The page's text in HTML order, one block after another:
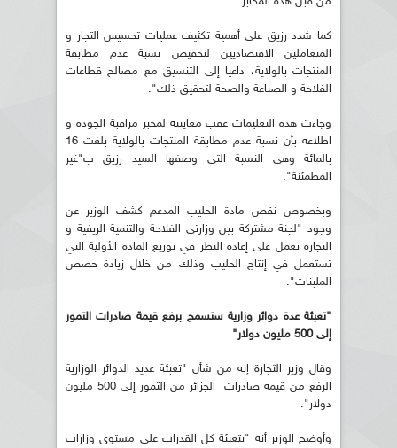
كما شدد رزيق على أهمية تكثيف عمليات تحسيس التجار و
المتعاملين الاقتصاديين لتخفيض نسبة عدم مطابقة
المنتجات بالولاية، داعيا إلى التنسيق مع مصالح قطاعات
الفلاحة و الصناعة والصحة لتحقيق ذلك".
وجاءت هذه التعليمات عقب معاينته لمخبر مراقبة الجودة و
اطلاعه بأن نسبة عدم مطابقة المنتجات بالولاية بلغت 16
بالمائة وهي النسبة التي وصفها السيد رزيق ب"غير
المطمئنة".
وبخصوص نقص مادة الحليب المدعم كشف الوزير عن
وجود "لجنة مشتركة بين وزارتي الفلاحة والتنمية الريفية و
التجارة تعمل على إعادة النظر في توزيع المادة الأولية التي
تستعمل في إنتاج الحليب وذلك من خلال زيادة حصص
الملبنات".
"تعبئة عدة دوائر وزارية ستسمح برفع قيمة صادرات التمور
إلى 500 مليون دولار"
وقال وزير التجارة إنه من شأن "تعبئة عديد الدوائر الوزارية
الرفع من قيمة صادرات الجزائر من التمور إلى 500 مليون
دولار".
وأوضح الوزير أنه "بتعبئة كل القدرات على مستوى وزارات